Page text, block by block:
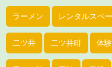
ラーメン レンタルスペ
二ツ井 二ツ井町 体験